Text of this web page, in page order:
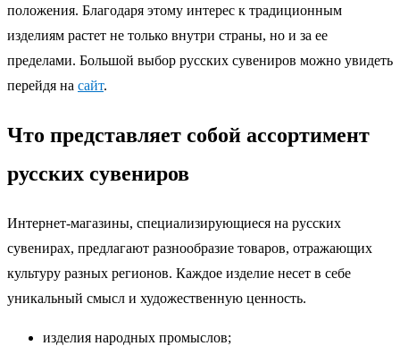
положения. Благодаря этому интерес к традиционным
изделиям растет не только внутри страны, но и за ее
пределами. Большой выбор русских сувениров можно увидеть
перейдя на сайт.
Что представляет собой ассортимент
русских сувениров
Интернет-магазины, специализирующиеся на русских
сувенирах, предлагают разнообразие товаров, отражающих
культуру разных регионов. Каждое изделие несет в себе
уникальный смысл и художественную ценность.
изделия народных промыслов;